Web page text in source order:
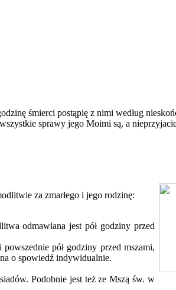
śmierci postąpię z nimi według
sprawy jego Moimi są, a
za zmarłego i jego rodzinę:
odmawiana jest pół godziny przed
pół godziny przed mszami,
o spo­wiedź indywidualnie.
Podobnie jest też ze Mszą św. w